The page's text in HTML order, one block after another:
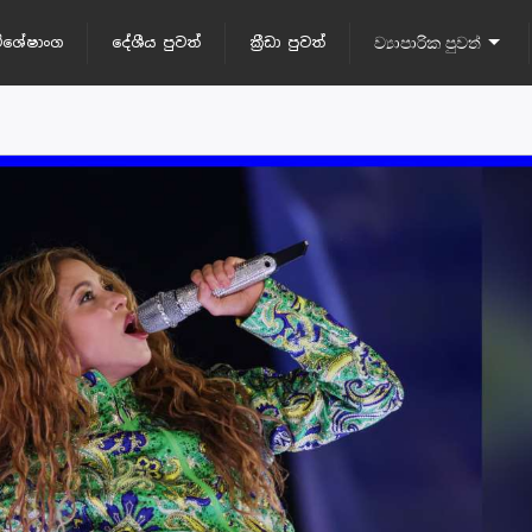
දේශීය පුවත් ක්‍රීඩා පුවත් ව්‍යාපාරික පුවත්